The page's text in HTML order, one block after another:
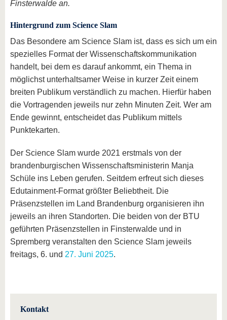
Finsterwalde an.
Hintergrund zum Science Slam
Das Besondere am Science Slam ist, dass es sich um ein
spezielles Format der Wissenschaftskommunikation
handelt, bei dem es darauf ankommt, ein Thema in
möglichst unterhaltsamer Weise in kurzer Zeit einem
breiten Publikum verständlich zu machen. Hierfür haben
die Vortragenden jeweils nur zehn Minuten Zeit. Wer am
Ende gewinnt, entscheidet das Publikum mittels
Punktekarten.
Der Science Slam wurde 2021 erstmals von der
brandenburgischen Wissenschaftsministerin Manja
Schüle ins Leben gerufen. Seitdem erfreut sich dieses
Edutainment-Format größter Beliebtheit. Die
Präsenzstellen im Land Brandenburg organisieren ihn
jeweils an ihren Standorten. Die beiden von der BTU
geführten Präsenzstellen in Finsterwalde und in
Spremberg veranstalten den Science Slam jeweils
freitags, 6. und 27. Juni 2025.
Kontakt